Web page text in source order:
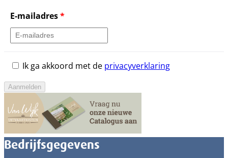
E-mailadres*
Ik ga akkoord met de privacyverklaring
Aanmelden
Bedrijfsgegevens